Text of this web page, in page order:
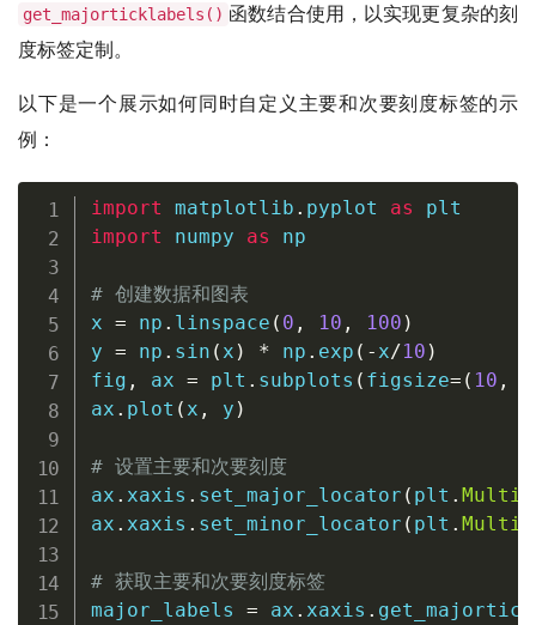
get_majorticklabels() 函数结合使用，以实现更复杂的刻
度标签定制。
以下是一个展示如何同时自定义主要和次要刻度标签的示
例：
import matplotlib . pyplot as
import numpy as np
# 创建数据和图表
x = np . linspace ( 0 , 10 , 100 )
y = np . sin ( x ) * np . exp ( - x/10 )
fig , ax = plt . subplots ( figsize= ( 10 ,
ax . plot ( x , y )
# 设置主要和次要刻度
ax . xaxis . set_major_locator ( plt .
ax . xaxis . set_minor_locator ( plt .
# 获取主要和次要刻度标签
major_labels = ax . xaxis .